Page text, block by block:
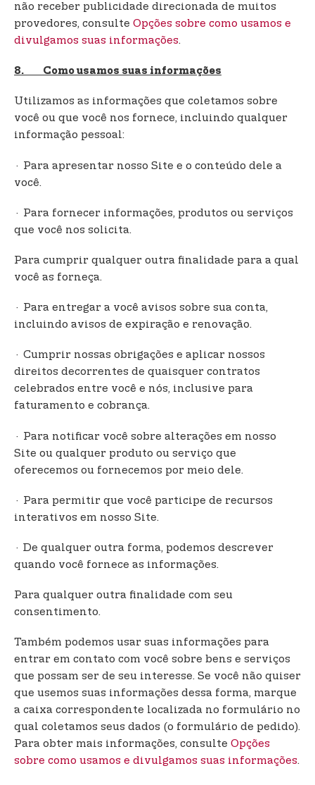
não receber publicidade direcionada de muitos
provedores, consulte Opções sobre como usamos e
divulgamos suas informações.
8. Como usamos suas informações
Utilizamos as informações que coletamos sobre
você ou que você nos fornece, incluindo qualquer
informação pessoal:
· Para apresentar nosso Site e o conteúdo dele a
você.
· Para fornecer informações, produtos ou serviços
que você nos solicita.
Para cumprir qualquer outra finalidade para a qual
você as forneça.
· Para entregar a você avisos sobre sua conta,
incluindo avisos de expiração e renovação.
· Cumprir nossas obrigações e aplicar nossos
direitos decorrentes de quaisquer contratos
celebrados entre você e nós, inclusive para
faturamento e cobrança.
· Para notificar você sobre alterações em nosso
Site ou qualquer produto ou serviço que
oferecemos ou fornecemos por meio dele.
· Para permitir que você participe de recursos
interativos em nosso Site.
· De qualquer outra forma, podemos descrever
quando você fornece as informações.
Para qualquer outra finalidade com seu
consentimento.
Também podemos usar suas informações para
entrar em contato com você sobre bens e serviços
que possam ser de seu interesse. Se você não quiser
que usemos suas informações dessa forma, marque
a caixa correspondente localizada no formulário no
qual coletamos seus dados (o formulário de pedido).
Para obter mais informações, consulte Opções
sobre como usamos e divulgamos suas informações.